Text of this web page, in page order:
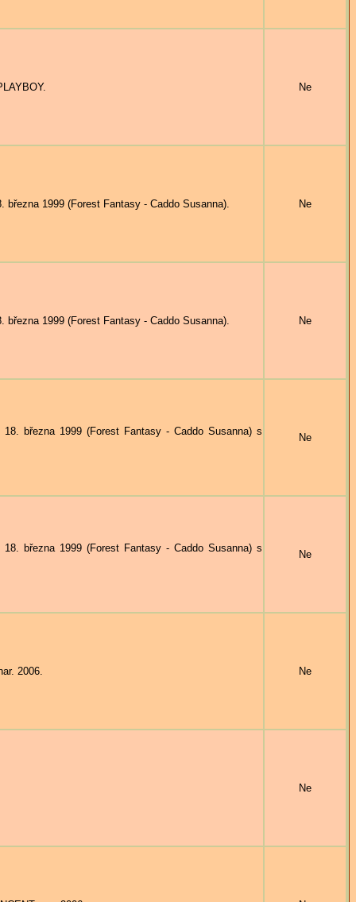
Ne
1999 (Forest Fantasy - Caddo Susanna). Ne
1999 (Forest Fantasy - Caddo Susanna). Ne
března 1999 (Forest Fantasy - Caddo Susanna) s
Ne
března 1999 (Forest Fantasy - Caddo Susanna) s
Ne
2006. Ne
Ne